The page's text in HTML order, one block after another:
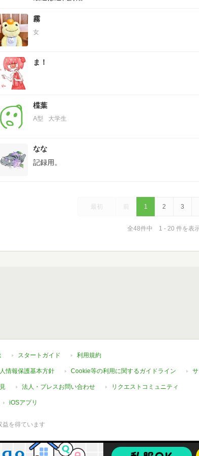
霧
女
ま！
楪葉
A型 大学生
なな
記録用。
最初 前 1 2 3
全48件中 1 - 20 件を表
スタートガイド 利用規約
情報保護基本方針 Cookie等の利用に関するガイドライン
法人・プレスお問い合わせ リクエストコミュニティ
iOSアプリ
を得ています